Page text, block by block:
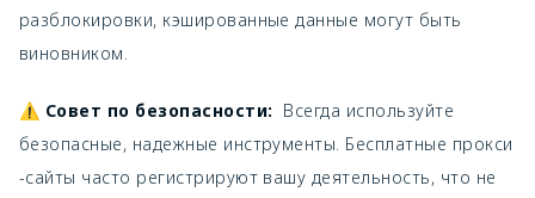
разблокировки, кэшированные данные могут быть
виновником.
⚠ Совет по безопасности: Всегда используйте
безопасные, надежные инструменты. Бесплатные прокси
-сайты часто регистрируют вашу деятельность, что не